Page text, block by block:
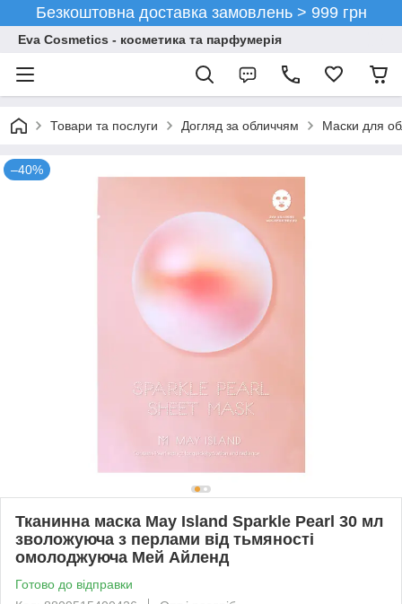
Безкоштовна доставка замовлень > 999 грн
Eva Cosmetics - косметика та парфумерія
Товари та послуги Догляд за обличчям Маски для
–40%
Тканинна маска May Island Sparkle Pearl 30 мл
зволожуюча з перлами від тьмяності
омолоджуюча Мей Айленд
Готово до відправки